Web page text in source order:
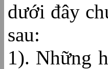
dưới đây
sau:
1). Những